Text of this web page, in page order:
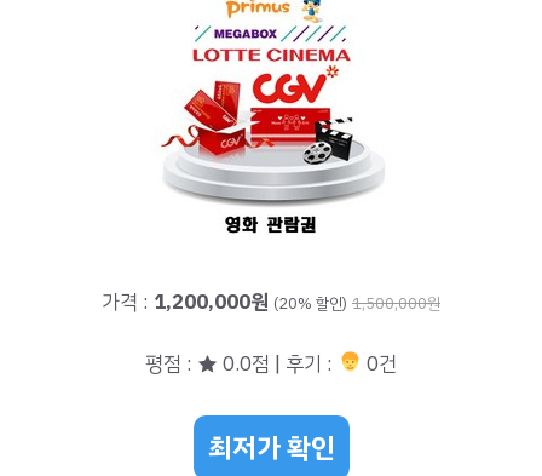
가격 : 1,200,000원 (20% 할인) 1,500,000원
평점 : ★ 0.0점 | 후기 : 0건
최저가 확인